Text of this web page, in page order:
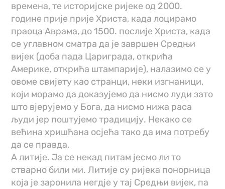
времена, те историјске ријеке од 2000.
године прије прије Христа, када лоцирамо
праоца Аврама, до 1500. послије Христа, када
се углавном сматра да је завршен Средњи
вијек (доба пада Цариграда, открића
Америке, открића штампарије), налазимо се у
овоме свијету као странци, неки изгнаници,
који морамо да доказујемо да нисмо луди зато
што вјерујемо у Бога, да нисмо нижа раса
људи јер поштујемо традицију. Некако се
већина хришћана осјећа тако да има потребу
да се правда.
А литије. Ја се некад питам јесмо ли то
стварно били ми. Литије су ријека понорница
која је заронила негд‌је у тај Средњи вијек, па